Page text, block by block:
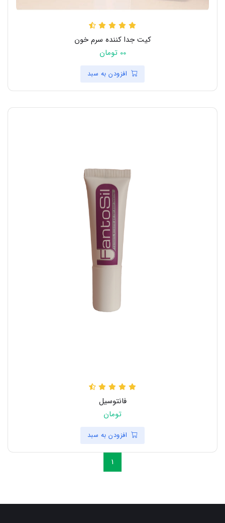
کیت جدا کننده سرم خون
00 تومان
افزودن به سبد
فانتوسیل
تومان
افزودن به سبد
1